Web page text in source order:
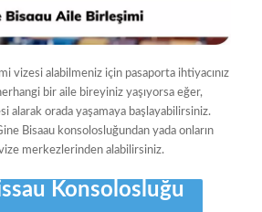
vizesi alabilmeniz için pasaporta ihtiyacınız
bir aile bireyiniz yaşıyorsa eğer,
alarak orada yaşamaya başlayabilirsiniz.
Bisaau konsolosluğundan yada onların
merkezlerinden alabilirsiniz.
Konsolosluğu